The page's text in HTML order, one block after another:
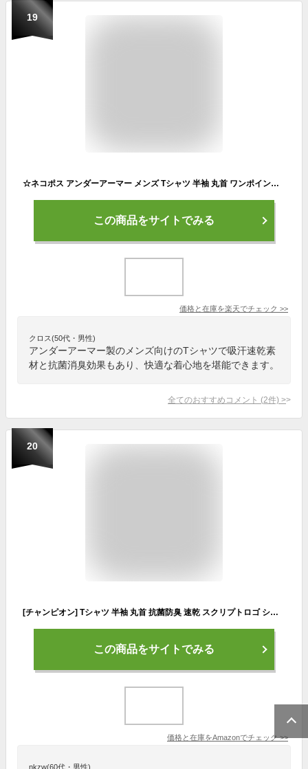
19
☆ネコポス アンダーアーマー メンズ Tシャツ 半袖 丸首 ワンポイントロゴ 定番 UA ヒートギア フィッティド ショートスリーブ シャツ 吸汗速乾 抗菌防臭 UVカット メッシュ素材 通気性 伸縮性 ゴルフ トレーニング ランニング 野球 UNDER ARMOUR 1387941 あす楽 対応可
この商品をサイトでみる
価格と在庫を楽天でチェック >>
クロス(50代・男性)
アンダーアーマー製のメンズ向けのTシャツで吸汗速乾素
材と抗菌消臭効果もあり、快適な着心地を堪能できます。
全てのおすすめコメント (2件) >
20
[チャンピオン] Tシャツ 半袖 丸首 抗菌防臭 速乾 スクリプトロゴ ショートスリーブTシャツ バレーボール C3-ZV305 メンズ ブラックＸゴールド
この商品をサイトでみる
価格と在庫をAmazonでチェック>>
nkzw(60代・男性)